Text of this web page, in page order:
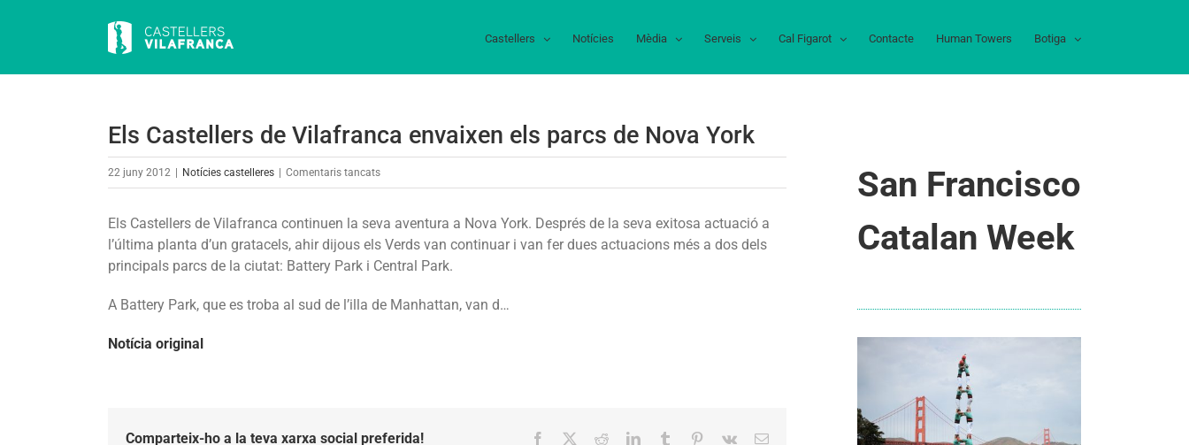
Castellers Notícies Mèdia Serveis Cal Figarot Contacte Human Towers Botiga
Els Castellers de Vilafranca envaixen els parcs de Nova York
22 juny 2012 Notícies castelleres Comentaris tancatsa
els
Els Castellers de Vilafranca continuen la seva aventura a Nova York. Després de la seva exitosa actuació a
l’última planta d’un gratacels, ahir dijous els Verds van continuar i van fer dues actuacions més a dos dels
principals parcs de la ciutat: Battery Park i Central Park.
A Battery Park, que es troba al sud de l’illa de Manhattan, van d…
Notícia original
Comparteix-ho a la teva xarxa social preferida! Facebook RedditLinkedInTumblr Pinterest
Vk Email:
San Francisco
Catalan Week